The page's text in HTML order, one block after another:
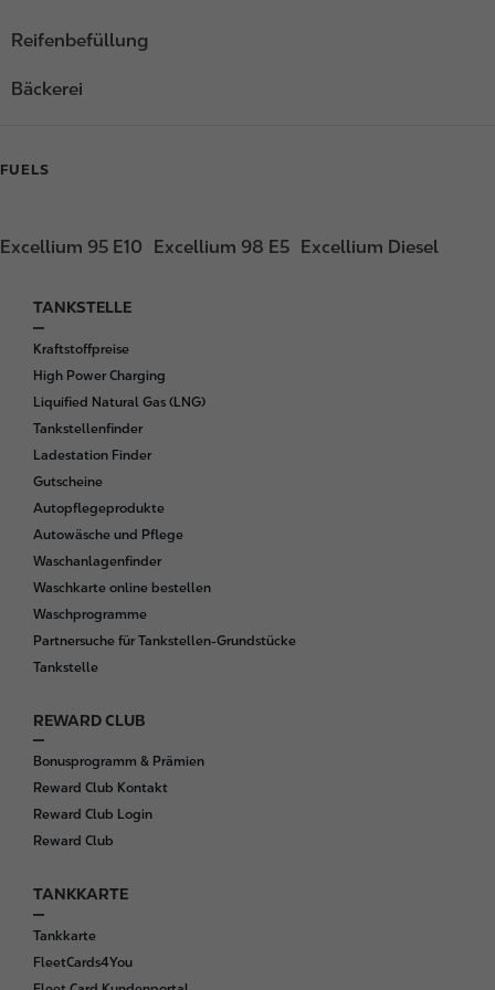
Reifenbefüllung
Bäckerei
FUELS
Excellium 95 E10 Excellium 98 E5 Excellium Diesel
F
o
o
t
e
r
TANKSTELLE
Kraftstoffpreise
High Power Charging
Liquified Natural Gas (LNG)
Tankstellenfinder
Ladestation Finder
Gutscheine
Autopflegeprodukte
Autowäsche und Pflege
Waschanlagenfinder
Waschkarte online bestellen
Waschprogramme
Partnersuche für Tankstellen-Grundstücke
Tankstelle
REWARD CLUB
Bonusprogramm & Prämien
Reward Club Kontakt
Reward Club Login
Reward Club
TANKKARTE
Tankkarte
FleetCards4You